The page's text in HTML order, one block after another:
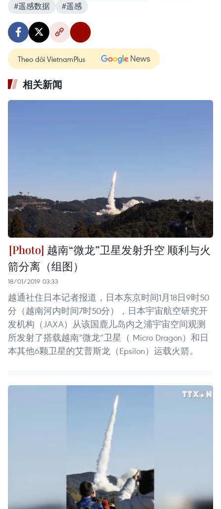
#遥感数据
#遥感
Theo dõi VietnamPlus
相关新闻
越南“微龙”卫星发射升空 顺利与火
箭分离（组图）
18/01/2019 03:33
越通社住日本记者报道，日本东京时间1月18日9时50
分（越南河内时间7时50分），日本宇宙航空研究开
发机构（JAXA）从该国鹿儿岛内之浦宇宙空间观测
所发射了搭载越南“微龙”卫星（ Micro Dragon）和日
本其他6颗卫星的艾普斯龙（Epsilon）运载火箭。